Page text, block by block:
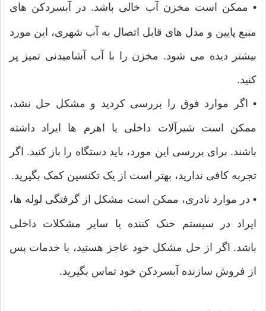
• ممکن است مخزن آب خالی باشد. در آبسردکن های
منبع پایین و مدل های قابل اتصال به آب شهری، این مورد
بیشتر دیده می شود. مخزن را با آب آشامیدنی تمیز پر
کنید.
• اگر موارد فوق را بررسی کردید و مشکل حل نشد،
ممکن است شیرآلات داخلی یا اهرم ها ایراد داشته
باشند. برای بررسی این مورد، باید دستگاه را باز کنید. اگر
تجربه کافی ندارید، بهتر است از یک تکنسین کمک بگیرید.
• در موارد نادری، ممکن است مشکل از گرفتگی لوله ها،
ایراد در سیستم خنک کننده یا سایر مشکلات داخلی
باشد. اگر از حل مشکل خود عاجز هستید، با خدمات پس
از فروش سازنده آبسردکن خود تماس بگیرید.